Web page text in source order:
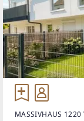
MASSIVHAUS 1220